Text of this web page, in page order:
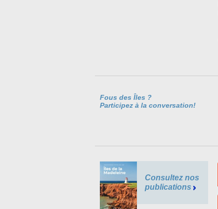
Fous des Îles ?
Participez à la conversation!
Consultez nos
publications